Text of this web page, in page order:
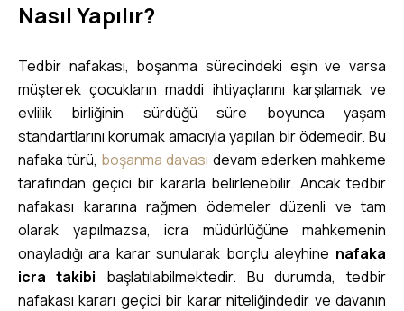
Nasıl Yapılır?
Tedbir nafakası, boşanma sürecindeki eşin ve varsa
müşterek çocukların maddi ihtiyaçlarını karşılamak ve
evlilik birliğinin sürdüğü süre boyunca yaşam
standartlarını korumak amacıyla yapılan bir ödemedir. Bu
nafaka türü, boşanma davası devam ederken mahkeme
tarafından geçici bir kararla belirlenebilir. Ancak tedbir
nafakası kararına rağmen ödemeler düzenli ve tam
olarak yapılmazsa, icra müdürlüğüne mahkemenin
onayladığı ara karar sunularak borçlu aleyhine nafaka
icra takibi başlatılabilmektedir. Bu durumda, tedbir
nafakası kararı geçici bir karar niteliğindedir ve davanın